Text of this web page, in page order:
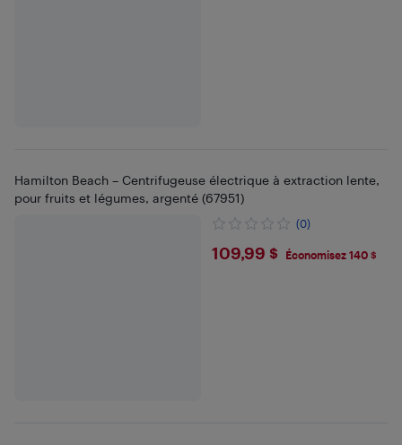
Hamilton Beach – Centrifugeuse électrique à extraction lente,
pour fruits et légumes, argenté (67951)
(0)
$109.99
109,99 $ Économisez 140 $